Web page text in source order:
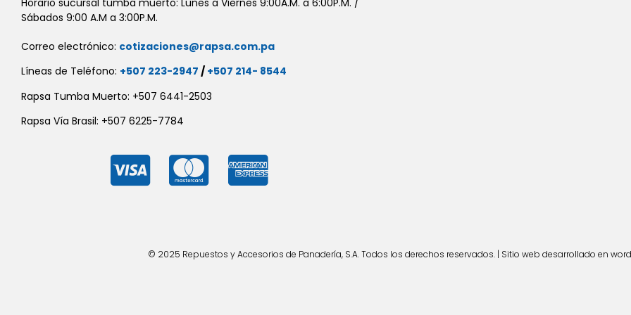
Sábados 9:00 A.M a 3:00P.M.
Correo electrónico: cotizaciones@rapsa.com.pa
Líneas de Teléfono: +507 223-2947 / +507 214- 8544
Rapsa Tumba Muerto: +507 6441-2503
Rapsa Vía Brasil: +507 6225-7784
© 2025 Repuestos y Accesorios de Panadería, S.A. Todos los derechos reservados. | Sitio web desarrollado en